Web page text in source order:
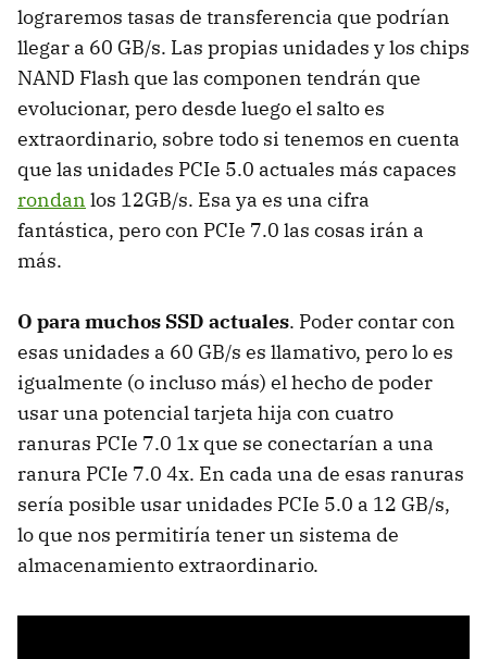
lograremos tasas de transferencia que podrían
llegar a 60 GB/s. Las propias unidades y los chips
NAND Flash que las componen tendrán que
evolucionar, pero desde luego el salto es
extraordinario, sobre todo si tenemos en cuenta
que las unidades PCIe 5.0 actuales más capaces
rondan los 12GB/s. Esa ya es una cifra
fantástica, pero con PCIe 7.0 las cosas irán a
más.
O para muchos SSD actuales. Poder contar con
esas unidades a 60 GB/s es llamativo, pero lo es
igualmente (o incluso más) el hecho de poder
usar una potencial tarjeta hija con cuatro
ranuras PCIe 7.0 1x que se conectarían a una
ranura PCIe 7.0 4x. En cada una de esas ranuras
sería posible usar unidades PCIe 5.0 a 12 GB/s,
lo que nos permitiría tener un sistema de
almacenamiento extraordinario.